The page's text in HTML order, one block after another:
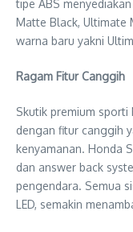
tipe ABS
Matte Black, Ultimate
warna baru yakni
Ragam Fitur Canggih
Skutik premium sporti
dengan fitur canggih
kenyamanan. Honda
dan answer back
pengendara. Semua
LED, semakin